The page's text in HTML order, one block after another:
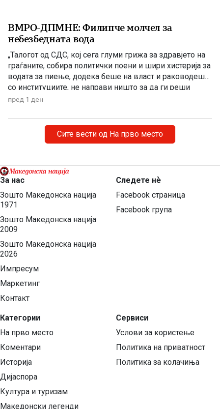
ВМРО-ДПМНЕ: Филипче молчел за
небезбедната вода
„Талогот од СДС, кој сега глуми грижа за здравјето на
граѓаните, собира политички поени и шири хистерија за
водата за пиење, додека беше на власт и раководеше
со институциите, не направи ништо за да ги реши
проблемите. Проблеми со квалитетот на водата за
министер за здравство, […]
пред 1 ден
Сите вести од На прво место
За нас
Зошто Македонска нација
1971
Зошто Македонска нација
2009
Зошто Македонска нација
2026
Импресум
Маркетинг
Контакт
Категории
На прво место
Коментари
Историја
Дијаспора
Култура и туризам
Македонски легенди
Следете нѐ
Facebook страница
Facebook група
Сервиси
Услови за користење
Политика на приватност
Политика за колачиња